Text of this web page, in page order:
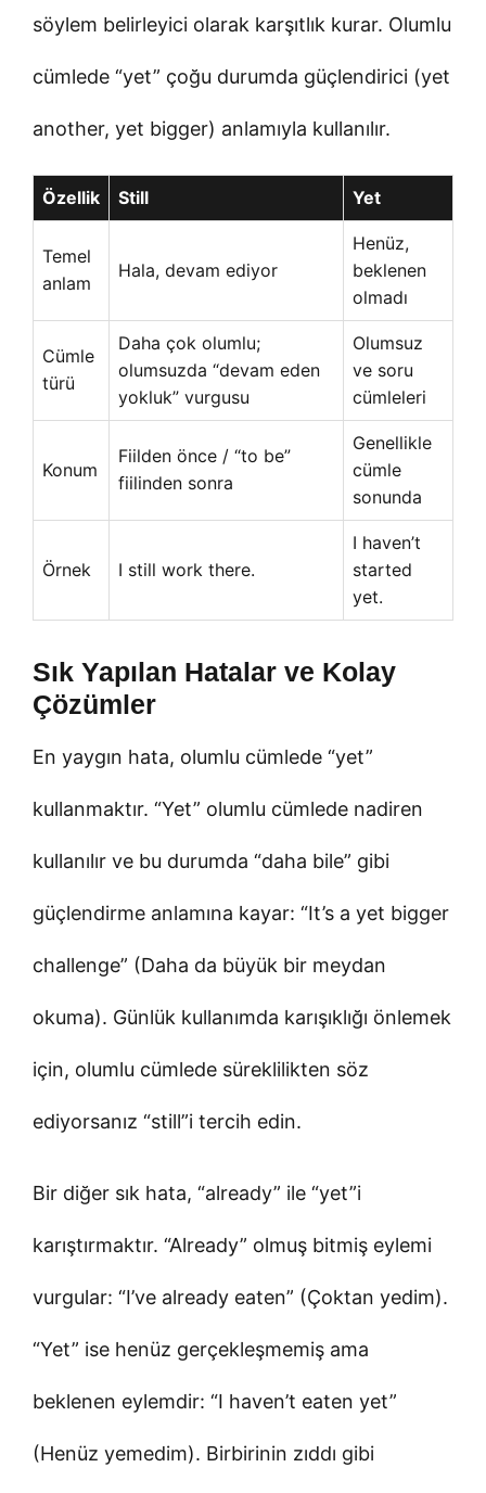
söylem belirleyici olarak karşıtlık kurar. Olumlu
cümlede “yet” çoğu durumda güçlendirici (yet
another, yet bigger) anlamıyla kullanılır.
Özellik Still Yet
Temel
anlam
Hala, devam ediyor
Henüz,
beklenen
olmadı
Cümle
türü
Daha çok olumlu;
olumsuzda “devam eden
yokluk” vurgusu
Olumsuz
ve soru
cümleleri
Konum
Fiilden önce / “to be”
fiilinden sonra
Genellikle
cümle
sonunda
Örnek I still work there.
I haven’t
started
yet.
Sık Yapılan Hatalar ve Kolay
Çözümler
En yaygın hata, olumlu cümlede “yet”
kullanmaktır. “Yet” olumlu cümlede nadiren
kullanılır ve bu durumda “daha bile” gibi
güçlendirme anlamına kayar: “It’s a yet bigger
challenge” (Daha da büyük bir meydan
okuma). Günlük kullanımda karışıklığı önlemek
için, olumlu cümlede süreklilikten söz
ediyorsanız “still”i tercih edin.
Bir diğer sık hata, “already” ile “yet”i
karıştırmaktır. “Already” olmuş bitmiş eylemi
vurgular: “I’ve already eaten” (Çoktan yedim).
“Yet” ise henüz gerçekleşmemiş ama
beklenen eylemdir: “I haven’t eaten yet”
(Henüz yemedim). Birbirinin zıddı gibi